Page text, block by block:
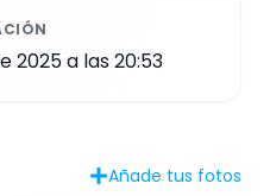
2025 a las 20:53
Añade tus fotos